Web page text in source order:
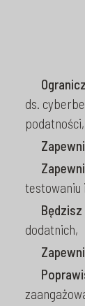
ds.
dodatnich,